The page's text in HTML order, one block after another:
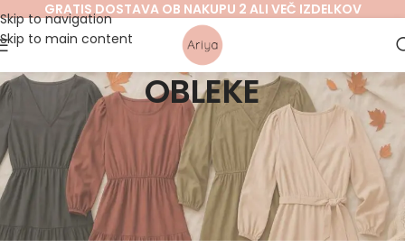
Skip to navigation
Skip to main content
GRATIS DOSTAVA OB NAKUPU 2 ALI VEČ IZDELKOV
OBLEKE
Obleka je tisti kos, ki ti v trenutku pričara urejen in
samozavesten videz – ne glede na priložnost. Med
ženska
oblačila
sodi kot nepogrešljiv kos, saj združuje eleganco, udobje
in preprosto stiliranje. V ponudbi ARIYA te čakajo obleke, v
katerih se boš počutila ženstveno in edinstveno – vsak dan
znova.